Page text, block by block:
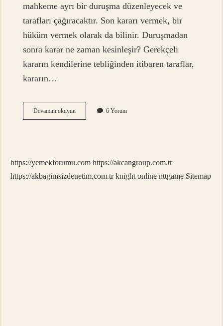
mahkeme ayrı bir duruşma düzenleyecek ve
tarafları çağıracaktır. Son kararı vermek, bir
hüküm vermek olarak da bilinir. Duruşmadan
sonra karar ne zaman kesinleşir? Gerekçeli
kararın kendilerine tebliğinden itibaren taraflar,
kararın…
Devamını okuyunKarar
Duruşması
6 Yorum
https://yemekforumu.com https://akcangroup.com.tr
https://akbagimsizdenetim.com.tr knight online nttgame Sitemap